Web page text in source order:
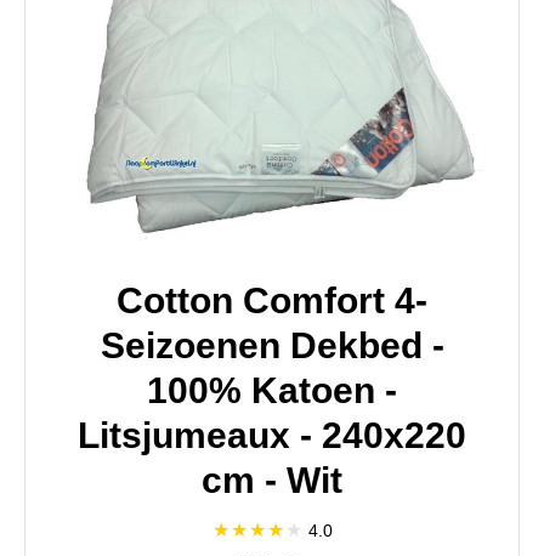
Cotton Comfort 4-
Seizoenen Dekbed -
100% Katoen -
Litsjumeaux - 240x220
cm - Wit
4.0